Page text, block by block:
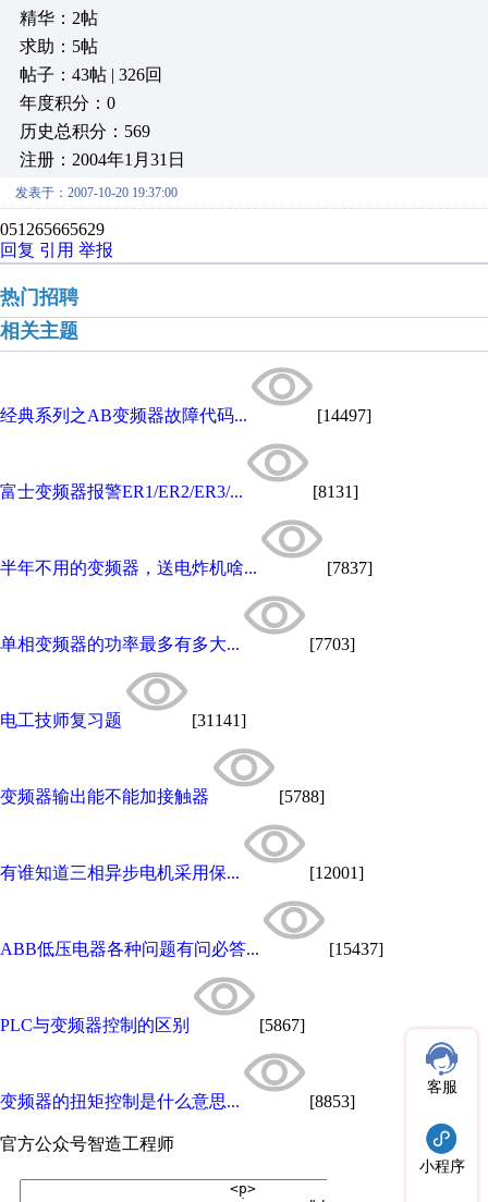
精华：2帖
求助：5帖
帖子：43帖 | 326回
年度积分：0
历史总积分：569
注册：2004年1月31日
发表于：2007-10-20 19:37:00
051265665629
回复 引用 举报
热门招聘
相关主题
经典系列之AB变频器故障代码... [14497]
富士变频器报警ER1/ER2/ER3/... [8131]
半年不用的变频器，送电炸机啥... [7837]
单相变频器的功率最多有多大... [7703]
电工技师复习题 [31141]
变频器输出能不能加接触器 [5788]
有谁知道三相异步电机采用保... [12001]
ABB低压电器各种问题有问必答... [15437]
PLC与变频器控制的区别 [5867]
变频器的扭矩控制是什么意思... [8853]
官方公众号智造工程师
客服
小程序